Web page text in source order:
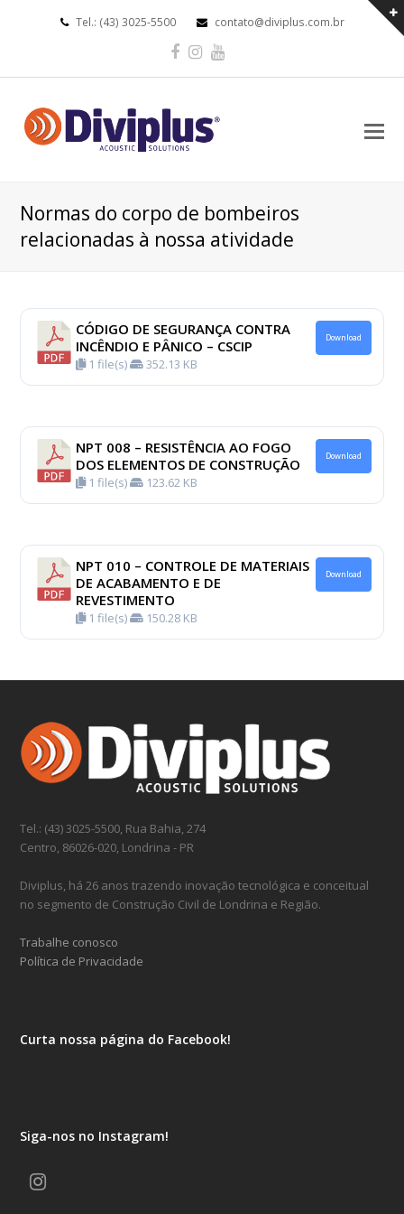
Tel.: (43) 3025-5500 contato@diviplus.com.br
Facebook
Instagram
Youtube
Normas do corpo de bombeiros
relacionadas à nossa atividade
CÓDIGO DE SEGURANÇA CONTRA
INCÊNDIO E PÂNICO – CSCIP
1 file(s) 352.13 KB
Download
NPT 008 – RESISTÊNCIA AO FOGO
DOS ELEMENTOS DE CONSTRUÇÃO
1 file(s) 123.62 KB
Download
NPT 010 – CONTROLE DE MATERIAIS
DE ACABAMENTO E DE
REVESTIMENTO
1 file(s) 150.28 KB
Download
Tel.: (43) 3025-5500, Rua Bahia, 274
Centro, 86026-020, Londrina - PR
Diviplus, há 26 anos trazendo inovação tecnológica e conceitual
no segmento de Construção Civil de Londrina e Região.
Trabalhe conosco
Política de Privacidade
Curta nossa página do Facebook!
Siga-nos no Instagram!
Instagram